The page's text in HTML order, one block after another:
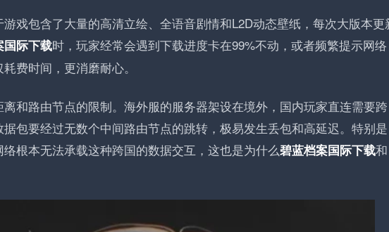
戏包含了大量的高清立绘、全语音剧情和L2D动态壁纸，每次大版本更
国际下载时，玩家经常会遇到下载进度卡在99%不动，或者频繁提示网络
费时间，更消磨耐心。
和路由节点的限制。海外服的服务器架设在境外，国内玩家直连需要跨
包要经过无数个中间路由节点的跳转，极易发生丢包和高延迟。特别是
根本无法承载这种跨国的数据交互，这也是为什么碧蓝档案国际下载和